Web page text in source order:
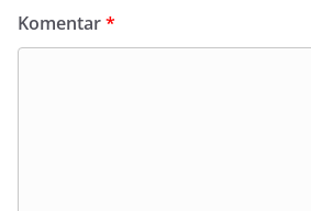
Komentar*